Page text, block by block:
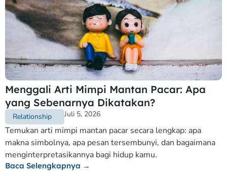
Menggali Arti Mimpi Mantan Pacar: Apa
yang Sebenarnya Dikatakan?
Relationship Juli 5, 2026
Temukan arti mimpi mantan pacar secara lengkap: apa
makna simbolnya, apa pesan tersembunyi, dan bagaimana
menginterpretasikannya bagi hidup kamu.
Baca Selengkapnya →